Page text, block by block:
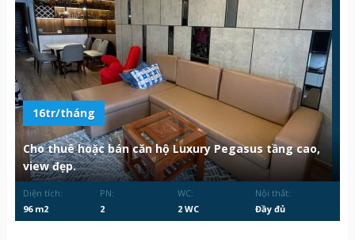
16tr/tháng
Cho thuê hoặc bán căn hộ Luxury Pegasus tầng cao,
view đẹp.
Diện tích:
96 m2
PN:
2
WC:
2 WC
Nội thất:
Đầy đủ